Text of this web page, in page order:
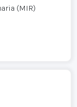
(MIR)